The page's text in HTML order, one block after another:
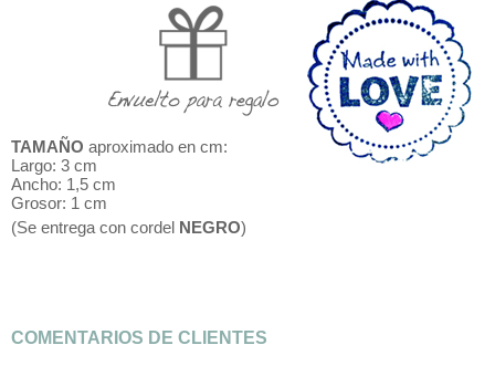
TAMAÑO aproximado en cm:
Largo: 3 cm
Ancho: 1,5 cm
Grosor: 1 cm
(Se entrega con cordel NEGRO)
COMENTARIOS DE CLIENTES